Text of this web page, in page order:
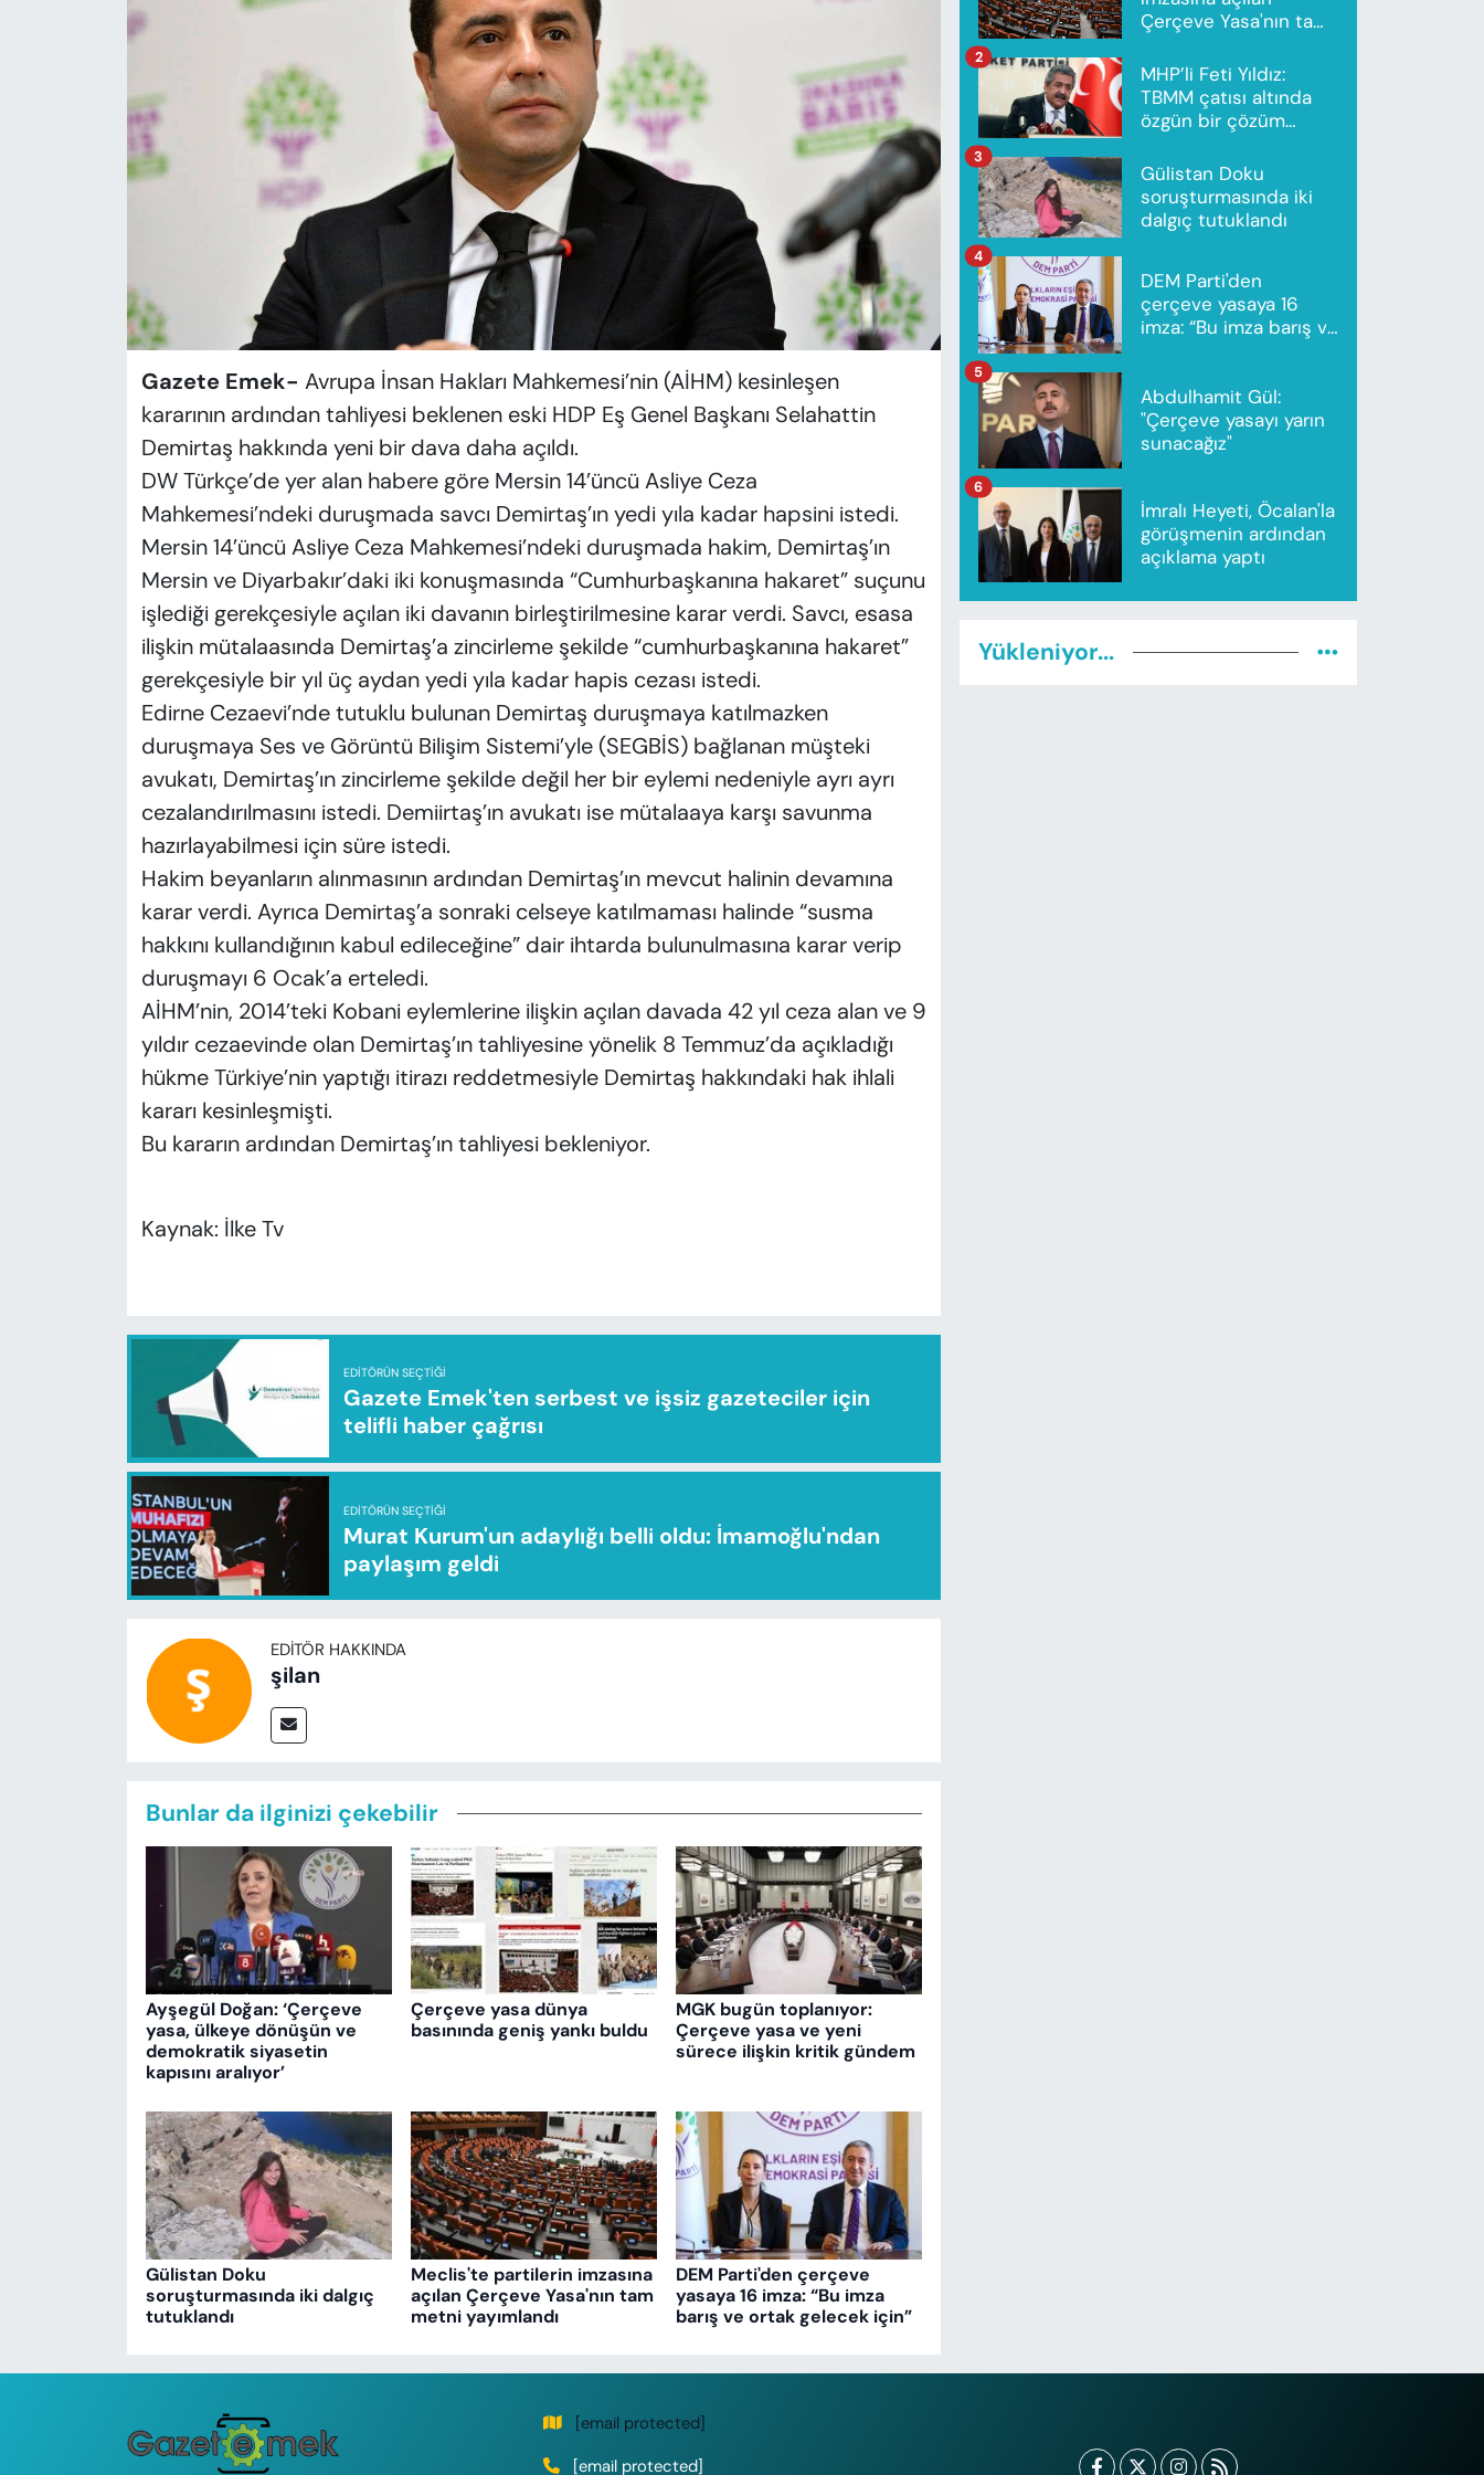
Gazete Emek- Avrupa İnsan Hakları Mahkemesi’nin (AİHM) kesinleşen
kararının ardından tahliyesi beklenen eski HDP Eş Genel Başkanı Selahattin
Demirtaş hakkında yeni bir dava daha açıldı.
DW Türkçe’de yer alan habere göre Mersin 14’üncü Asliye Ceza
Mahkemesi’ndeki duruşmada savcı Demirtaş’ın yedi yıla kadar hapsini istedi.
Mersin 14’üncü Asliye Ceza Mahkemesi’ndeki duruşmada hakim, Demirtaş’ın
Mersin ve Diyarbakır’daki iki konuşmasında “Cumhurbaşkanına hakaret” suçunu
işlediği gerekçesiyle açılan iki davanın birleştirilmesine karar verdi. Savcı, esasa
ilişkin mütalaasında Demirtaş’a zincirleme şekilde “cumhurbaşkanına hakaret”
gerekçesiyle bir yıl üç aydan yedi yıla kadar hapis cezası istedi.
Edirne Cezaevi’nde tutuklu bulunan Demirtaş duruşmaya katılmazken
duruşmaya Ses ve Görüntü Bilişim Sistemi’yle (SEGBİS) bağlanan müşteki
avukatı, Demirtaş’ın zincirleme şekilde değil her bir eylemi nedeniyle ayrı ayrı
cezalandırılmasını istedi. Demiirtaş’ın avukatı ise mütalaaya karşı savunma
hazırlayabilmesi için süre istedi.
Hakim beyanların alınmasının ardından Demirtaş’ın mevcut halinin devamına
karar verdi. Ayrıca Demirtaş’a sonraki celseye katılmaması halinde “susma
hakkını kullandığının kabul edileceğine” dair ihtarda bulunulmasına karar verip
duruşmayı 6 Ocak’a erteledi.
AİHM’nin, 2014’teki Kobani eylemlerine ilişkin açılan davada 42 yıl ceza alan ve 9
yıldır cezaevinde olan Demirtaş’ın tahliyesine yönelik 8 Temmuz’da açıkladığı
hükme Türkiye’nin yaptığı itirazı reddetmesiyle Demirtaş hakkındaki hak ihlali
kararı kesinleşmişti.
Bu kararın ardından Demirtaş’ın tahliyesi bekleniyor.
Kaynak: İlke Tv
EDITÖRÜN SEÇTIĞI
Gazete Emek'ten serbest ve işsiz gazeteciler için
telifli haber çağrısı
EDITÖRÜN SEÇTIĞI
Murat Kurum'un adaylığı belli oldu: İmamoğlu'ndan
paylaşım geldi
EDITÖR HAKKINDA
şilan
Bunlar da ilginizi çekebilir
Ayşegül Doğan: ‘Çerçeve
yasa, ülkeye dönüşün ve
demokratik siyasetin
kapısını aralıyor’
Çerçeve yasa dünya
basınında geniş yankı buldu
MGK bugün toplanıyor:
Çerçeve yasa ve yeni
sürece ilişkin kritik gündem
Gülistan Doku
soruşturmasında iki dalgıç
tutuklandı
Meclis'te partilerin imzasına
açılan Çerçeve Yasa'nın tam
metni yayımlandı
DEM Parti'den çerçeve
yasaya 16 imza: “Bu imza
barış ve ortak gelecek için”
Çerçeve Yasa'nın tam
MHP’li Feti Yıldız:
TBMM çatısı altında
özgün bir çözüm
2
Gülistan Doku
soruşturmasında iki
dalgıç tutuklandı
3
DEM Parti'den
çerçeve yasaya 16
imza: “Bu imza barış ve
4
Abdulhamit Gül:
"Çerçeve yasayı yarın
sunacağız"
5
İmralı Heyeti, Öcalan'la
görüşmenin ardından
açıklama yaptı
6
Yükleniyor...
[email protected]
[email protected]
KÜLTÜR-SANAT
ÖZEL HABER
YAZAR KÖŞESİ
VAN VE DİYARBAKIR HABERLERİ